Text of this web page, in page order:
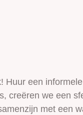
een
creëren we een
met een